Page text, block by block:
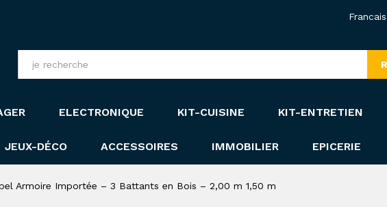
Francais
Tout
ELECTRONIQUE KIT-CUISINE KIT-ENTRETIEN
JEUX-DÉCO ACCESSOIRES IMMOBILIER EPICERIE
Armoire Importée – 3 Battants en Bois – 2,00 m 1,50 m